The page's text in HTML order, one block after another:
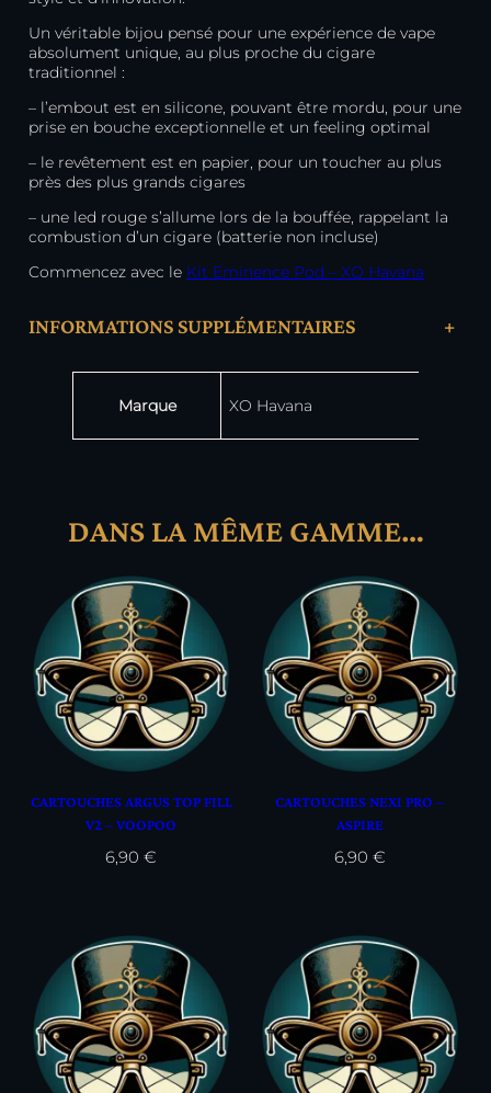
Un véritable bijou pensé pour une expérience de vape
absolument unique, au plus proche du cigare
traditionnel :
– l’embout est en silicone, pouvant être mordu, pour une
prise en bouche exceptionnelle et un feeling optimal
– le revêtement est en papier, pour un toucher au plus
près des plus grands cigares
– une led rouge s’allume lors de la bouffée, rappelant la
combustion d’un cigare (batterie non incluse)
Commencez avec le Kit Eminence Pod – XO Havana
INFORMATIONS SUPPLÉMENTAIRES +
Marque
XO Havana
DANS LA MÊME GAMME…
CARTOUCHES ARGUS TOP FILL
V2 – VOOPOO
6,90€
CARTOUCHES NEXI PRO –
ASPIRE
6,90 €